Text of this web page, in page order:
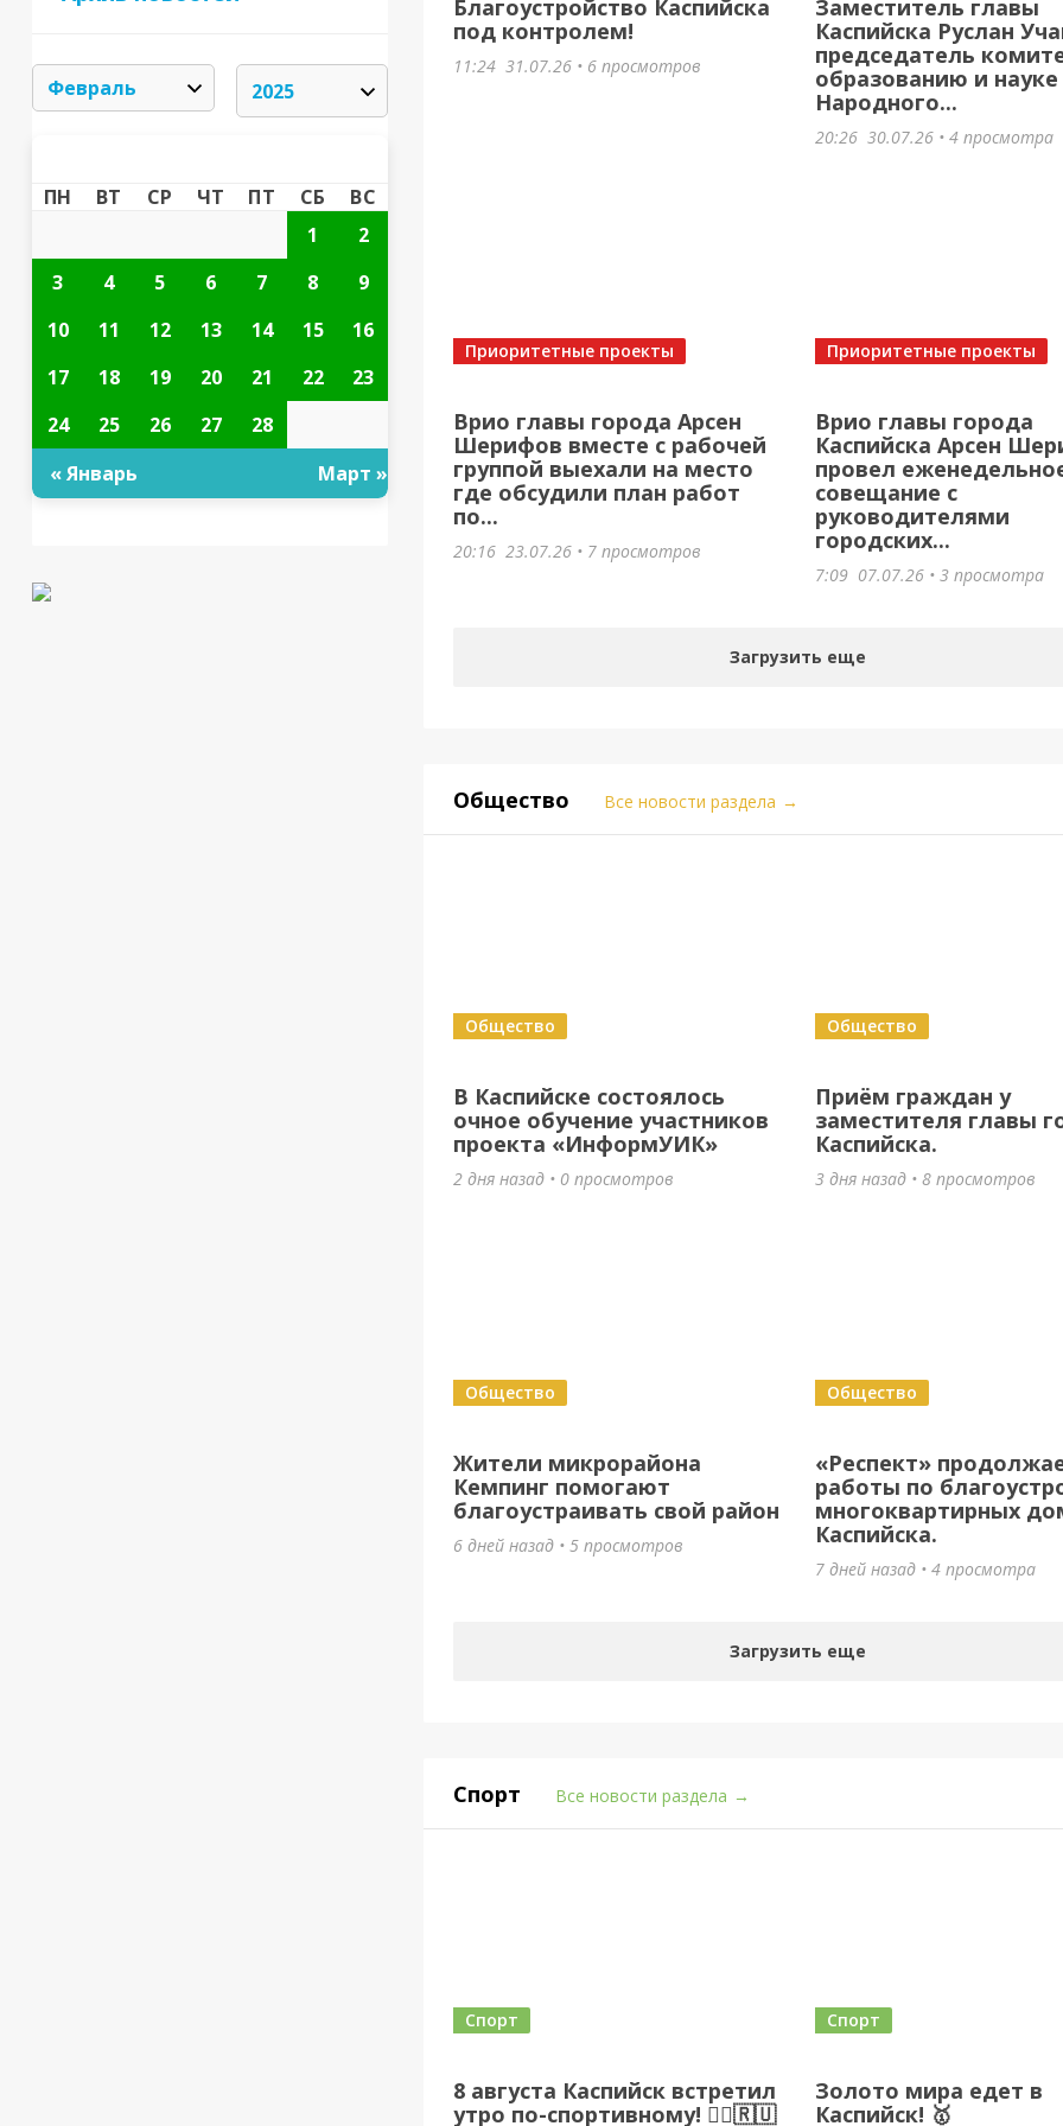
ПН ВТ СР ЧТ ПТ СБ
ВС
1
2
3
4 5 6 7 8
9
10
11 12 13 14 15
16
17
18 19 20 21 22
23
24
25 26 27
28
« Январь
Март »
Благоустройство Каспийска
под контролем!
11:24 31.07.26 • 6 просмотров
Заместитель главы
Каспийска Руслан
председатель
образованию и науке
Народного...
20:26 30.07.26 • 4 просмотра
Врио главы города Арсен
Шерифов вместе с рабочей
группой выехали на место
где обсудили план работ
по...
Приоритетные проекты
20:16 23.07.26 • 7 просмотров
Врио главы города
Каспийска Арсен
провел
совещание с
руководителями
городских...
Приоритетные проекты
7:09 07.07.26 • 3 просмотра
Загрузить еще
Общество Все новости раздела →
В Каспийске состоялось
очное обучение участников
проекта «ИнформУИК»
Общество
2 дня назад • 0 просмотров
Приём граждан у
заместителя главы
Каспийска.
Общество
3 дня назад • 8 просмотров
Жители микрорайона
Кемпинг помогают
благоустраивать свой район
Общество
6 дней назад • 5 просмотров
«Респект»
работы по
многоквартирных
Каспийска.
Общество
7 дней назад • 4 просмотра
Загрузить еще
Спорт Все новости раздела →
8 августа Каспийск встретил
утро по-спортивному! 🏃‍♂️🇷🇺
Спорт
Золото мира едет в
Каспийск! 🥇
Спорт